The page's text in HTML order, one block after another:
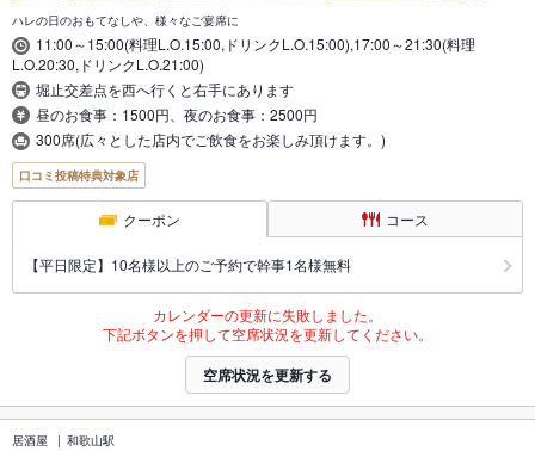
ハレの日のおもてなしや、様々なご宴席に
11:00～15:00(料理L.O.15:00,ドリンクL.O.15:00),17:00～21:30(料理
L.O.20:30,ドリンクL.O.21:00)
堀止交差点を西へ行くと右手にあります
昼のお食事：1500円、夜のお食事：2500円
300席(広々とした店内でご飲食をお楽しみ頂けます。)
口コミ投稿特典対象店
クーポン コース
【平日限定】10名様以上のご予約で幹事1名様無料
カレンダーの更新に失敗しました。
下記ボタンを押して空席状況を更新してください。
空席状況を更新する
居酒屋 和歌山駅